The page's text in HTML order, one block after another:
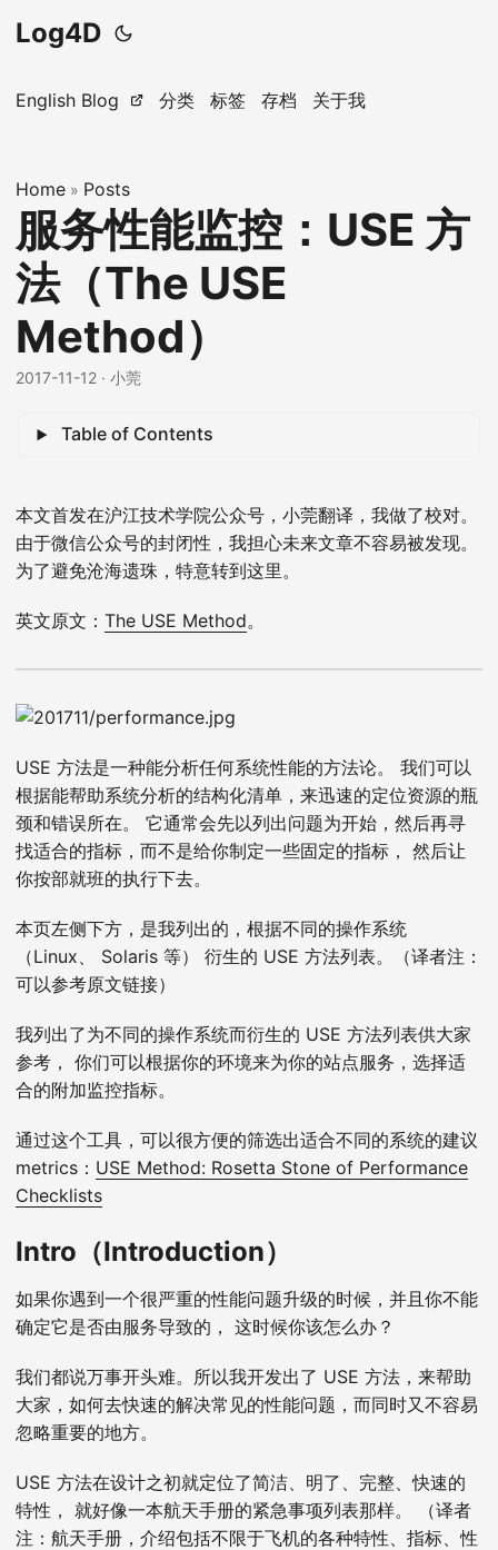
Log4D
English Blog 分类 标签 存档 关于我
Home » Posts
服务性能监控：USE 方
法（The USE
Method）
2017-11-12 · 小莞
Table of Contents
本文首发在沪江技术学院公众号，小莞翻译，我做了校对。
由于微信公众号的封闭性，我担心未来文章不容易被发现。
为了避免沧海遗珠，特意转到这里。
英文原文： The USE Method。
USE 方法是一种能分析任何系统性能的方法论。 我们可以
根据能帮助系统分析的结构化清单，来迅速的定位资源的瓶
颈和错误所在。 它通常会先以列出问题为开始，然后再寻
找适合的指标，而不是给你制定一些固定的指标， 然后让
你按部就班的执行下去。
本页左侧下方，是我列出的，根据不同的操作系统
（Linux、 Solaris 等） 衍生的 USE 方法列表。（译者注：
可以参考原文链接）
我列出了为不同的操作系统而衍生的 USE 方法列表供大家
参考， 你们可以根据你的环境来为你的站点服务，选择适
合的附加监控指标。
通过这个工具，可以很方便的筛选出适合不同的系统的建议
metrics： USE Method: Rosetta Stone of Performance
Checklists
Intro（Introduction）
如果你遇到一个很严重的性能问题升级的时候，并且你不能
确定它是否由服务导致的， 这时候你该怎么办？
我们都说万事开头难。所以我开发出了 USE 方法，来帮助
大家，如何去快速的解决常见的性能问题，而同时又不容易
忽略重要的地方。
USE 方法在设计之初就定位了简洁、明了、完整、快速的
特性， 就好像一本航天手册的紧急事项列表那样。 （译者
注：航天手册，介绍包括不限于飞机的各种特性、指标、性